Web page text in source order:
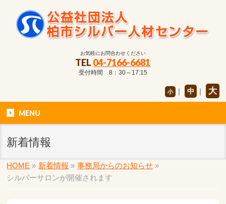
お気軽にお問合わせください
TEL 04-7166-6681
受付時間 8：30～17:15
小 ｜ 中 ｜ 大
MENU
新着情報
HOME » 新着情報 » 事務局からのお知らせ »
シルバーサロンが開催されます